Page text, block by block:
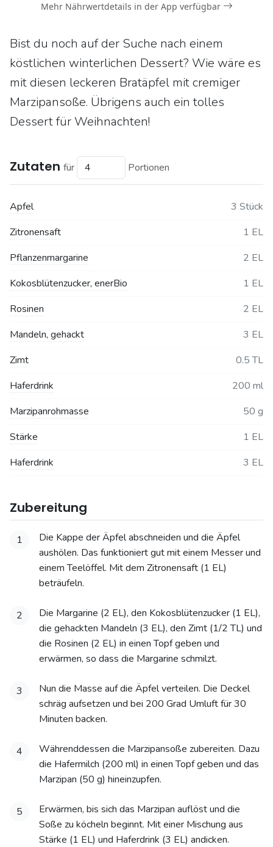
Mehr Nährwertdetails in der App verfügbar
Bist du noch auf der Suche nach einem
köstlichen winterlichen Dessert? Wie wäre es
mit diesen leckeren Bratäpfel mit cremiger
Marzipansoße. Übrigens auch ein tolles
Dessert für Weihnachten!
Zutaten für Portionen
Apfel
3 Stück
Zitronensaft
1 EL
Pflanzenmargarine
2 EL
Kokosblütenzucker, enerBio
1 EL
Rosinen
2 EL
Mandeln, gehackt
3 EL
Zimt
0.5 TL
Haferdrink
200 ml
Marzipanrohmasse
50 g
Stärke
1 EL
Haferdrink
3 EL
Zubereitung
1
Die Kappe der Äpfel abschneiden und die Äpfel
aushölen. Das funktioniert gut mit einem Messer und
einem Teelöffel. Mit dem Zitronensaft (1 EL)
beträufeln.
2
Die Margarine (2 EL), den Kokosblütenzucker (1 EL),
die gehackten Mandeln (3 EL), den Zimt (1/2 TL) und
die Rosinen (2 EL) in einen Topf geben und
erwärmen, so dass die Margarine schmilzt.
3
Nun die Masse auf die Äpfel verteilen. Die Deckel
schräg aufsetzen und bei 200 Grad Umluft für 30
Minuten backen.
4
Währenddessen die Marzipansoße zubereiten. Dazu
die Hafermilch (200 ml) in einen Topf geben und das
Marzipan (50 g) hineinzupfen.
5
Erwärmen, bis sich das Marzipan auflöst und die
Soße zu köcheln beginnt. Mit einer Mischung aus
Stärke (1 EL) und Haferdrink (3 EL) andicken.